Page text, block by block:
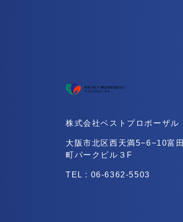
株式会社ベストプロポーザル
大阪市北区西天満5−6−10富田
町パークビル３F
TEL : 06-6362-5503